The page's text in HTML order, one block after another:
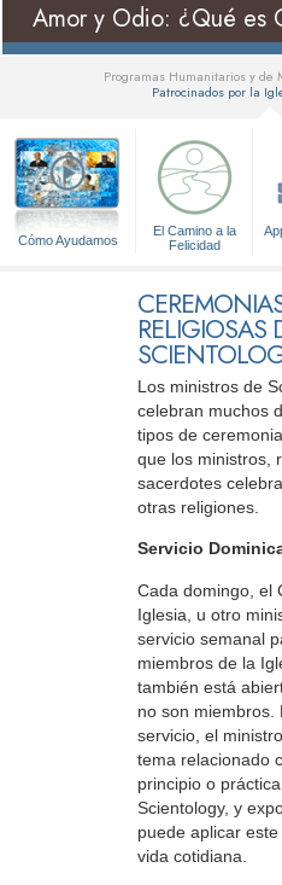
Amor y Odio: ¿Qué es
Programas Humanitarios y de
Patrocinados por la
Cómo Ayudamos
El Camino a la
Felicidad
RELIGIOSAS
Los ministros de
celebran muchos
tipos de
que los ministros,
sacerdotes
otras religiones.
Servicio
Cada domingo, el
Iglesia, u otro
servicio semanal
miembros de la
también está
no son miembros.
servicio, el
tema relacionado
principio o
Scientology, y
puede aplicar este
vida cotidiana.